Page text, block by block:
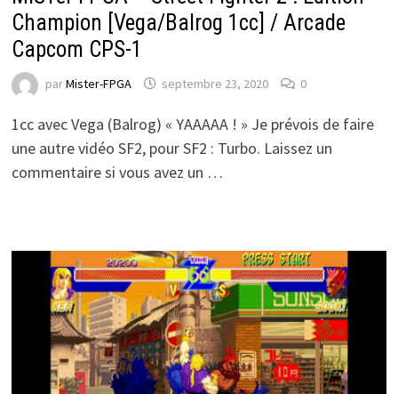
Champion [Vega/Balrog 1cc] / Arcade
Capcom CPS-1
parMister-FPGA septembre 23, 2020 0
1cc avec Vega (Balrog) « YAAAAA ! » Je prévois de faire
une autre vidéo SF2, pour SF2 : Turbo. Laissez un
commentaire si vous avez un …